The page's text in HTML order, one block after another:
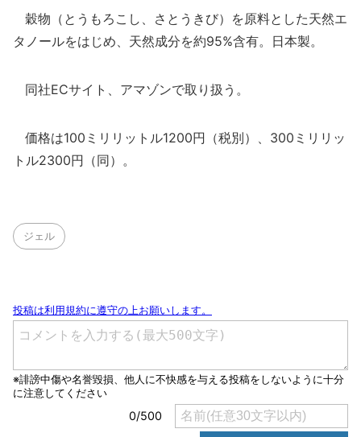
穀物（とうもろこし、さとうきび）を原料とした天然エ
タノールをはじめ、天然成分を約95%含有。日本製。
同社ECサイト、アマゾンで取り扱う。
価格は100ミリリットル1200円（税別）、300ミリリッ
トル2300円（同）。
ジェル